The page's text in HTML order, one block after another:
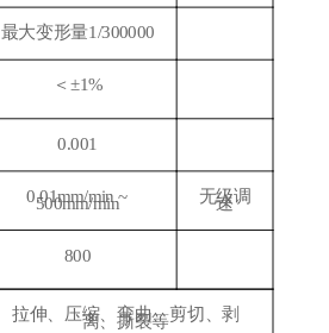
最大变形量1/300000
＜ ±1%
0.001
0.01mm/min ~
500mm/min 无级调
速
800
拉伸、压缩、弯曲、剪切、剥
离、撕裂等